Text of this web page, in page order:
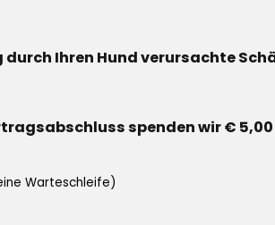
durch Ihren Hund verursachte
spenden wir €
Warteschleife)